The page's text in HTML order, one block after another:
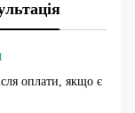
оплати, якщо є